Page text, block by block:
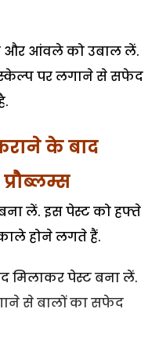
और आंवले को उबाल लें.
पर लगाने से सफेद
के बाद
लें. इस पेस्ट को हफ्ते
होने लगते हैं.
मिलाकर पेस्ट बना लें.
से बालों का सफेद